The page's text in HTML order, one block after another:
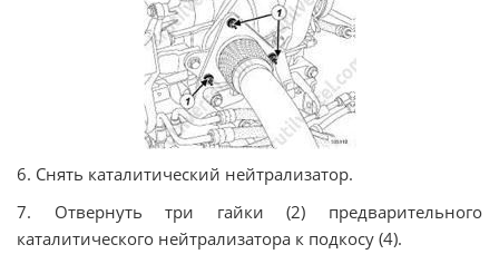
6. Снять каталитический нейтрализатор.
7. Отвернуть три гайки (2) предварительного
каталитического нейтрализатора к подкосу (4).